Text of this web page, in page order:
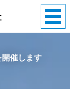
催します